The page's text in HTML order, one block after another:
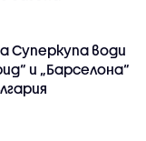
Суперкупа води
и „Барселона“